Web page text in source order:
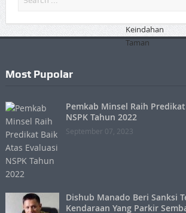
Most Pupolar
Pemkab Minsel Raih
NSPK Tahun 2022
September 07, 2023
Dishub Manado Beri Sanksi
Kendaraan Yang Parkir